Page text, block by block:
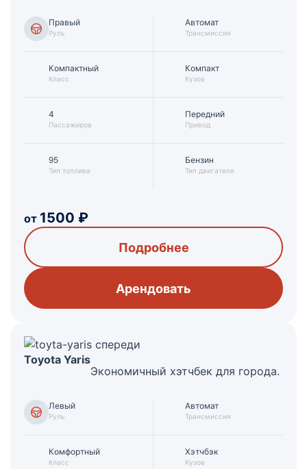
Правый
Руль
Компактный
Класс
Автомат
Трансмиссия
Компакт
Кузов
4
Пассажиров
95
Тип топлива
Передний
Привод
Бензин
Тип двигателя
от 1500 ₽
Подробнее
Арендовать
Toyota Yaris
Экономичный хэтчбек для города.
Левый
Руль
Комфортный
Класс
Автомат
Трансмиссия
Хэтчбэк
Кузов